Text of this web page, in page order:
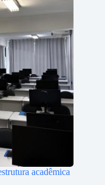
acadêmica